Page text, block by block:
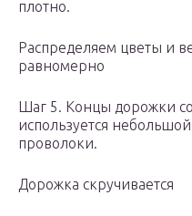
плотно.
Распределяем цветы и
равномерно
Шаг 5. Концы дорожки
используется
проволоки.
Дорожка скручивается